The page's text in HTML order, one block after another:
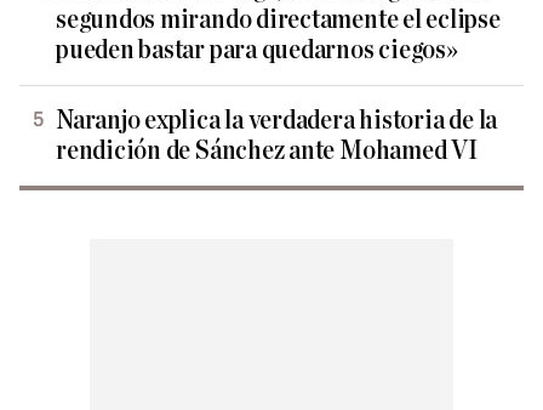
segundos mirando directamente el eclipse
pueden bastar para quedarnos ciegos»
Naranjo explica la verdadera historia de la
rendición de Sánchez ante Mohamed VI